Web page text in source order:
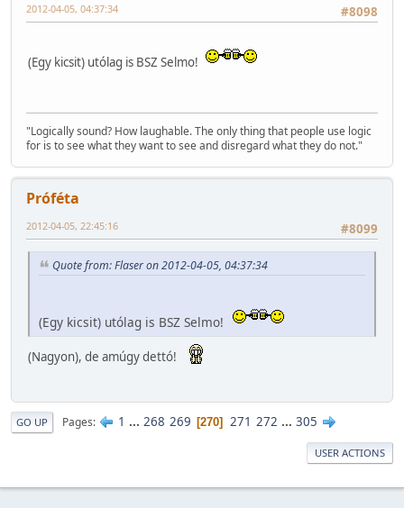
#8098
2012-04-05, 04:37:34
(Egy kicsit) utólag is BSZ Selmo!
"Logically sound? How laughable. The only thing that people use logic
for is to see what they want to see and disregard what they do not."
Próféta
#8099
2012-04-05, 22:45:16
Quote from: Flaser on 2012-04-05, 04:37:34
(Egy kicsit) utólag is BSZ Selmo!
(Nagyon), de amúgy dettó!
GO UP Pages 1 ... 268 269 270 271 272 ... 305
USER ACTIONS